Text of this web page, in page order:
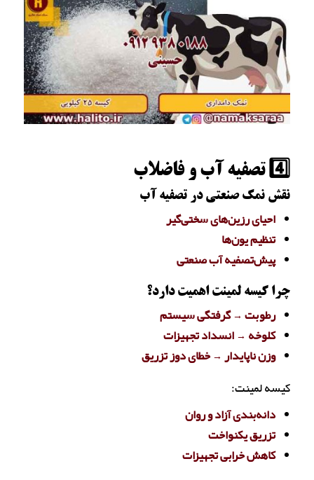
4️⃣ تصفیه آب و فاضلاب
نقش نمک صنعتی در تصفیه آب
احیای رزین‌های سختی‌گیر
تنظیم یون‌ها
پیش‌تصفیه آب صنعتی
چرا کیسه لمینت اهمیت دارد؟
رطوبت → گرفتگی سیستم
کلوخه → انسداد تجهیزات
وزن ناپایدار → خطای دوز تزریق
کیسه لمینت:
دانه‌بندی آزاد و روان
تزریق یکنواخت
کاهش خرابی تجهیزات